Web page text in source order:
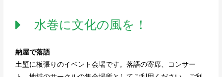
水巻に文化の風を！
納屋で落語
土壁に板張りのイベント会場です。落語の寄席、コンサー